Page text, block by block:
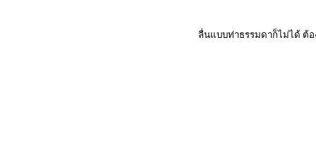
ลื่นแบบท่าธรรมดาก็ไม่ได้ ต้